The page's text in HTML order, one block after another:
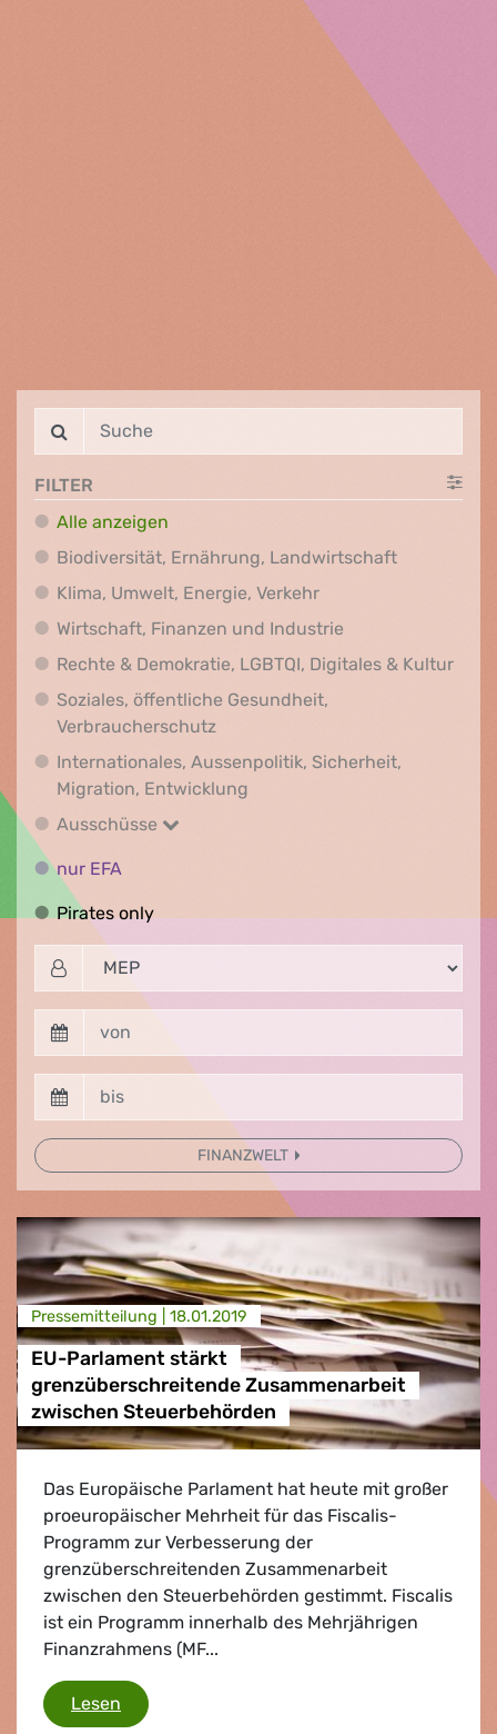
FILTER
Alle anzeigen
Biodiversität, Ernährung, Landwirtschaft
Klima, Umwelt, Energie, VerkehrKlima, Umwelt,
Wirtschaft, Finanzen und IndustrieWirtschaft,
Rechte & Demokratie, LGBTQI, Digitales & Kultur
Soziales, öffentliche Gesundheit,
Verbraucherschutz
Internationales, Aussenpolitik, Sicherheit,
Migration, Entwicklung
Ausschüsse
Ausschüsse
nur EFA
Pirates onlyPirates only
FINANZWELT
Presse­mitteilung | 18.01.2019
EU-Parlament stärkt
grenzüberschreitende Zusammenarbeit
zwischen Steuerbehörden
Das Europäische Parlament hat heute mit großer
proeuropäischer Mehrheit für das Fiscalis-
Programm zur Verbesserung der
grenzüberschreitenden Zusammenarbeit
zwischen den Steuerbehörden gestimmt. Fiscalis
ist ein Programm innerhalb des Mehrjährigen
Finanzrahmens (MF...
Lesen EU-Parlament stärkt grenzüberschreitende